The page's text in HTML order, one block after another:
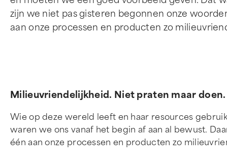
zijn we niet pas gisteren begonnen onze
aan onze processen en producten zo
Milieuvriendelijkheid. Niet praten maar doen.
Wie op deze wereld leeft en haar resources
waren we ons vanaf het begin af aan al bewust.
één aan onze processen en producten zo